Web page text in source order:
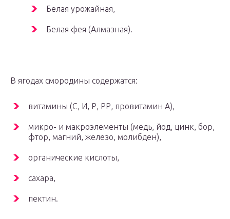
Белая урожайная,
Белая фея (Алмазная).
В ягодах смородины содержатся:
витамины (С, И, Р, РР, провитамин А),
микро- и макроэлементы (медь, йод, цинк, бор,
фтор, магний, железо, молибден),
органические кислоты,
сахара,
пектин.